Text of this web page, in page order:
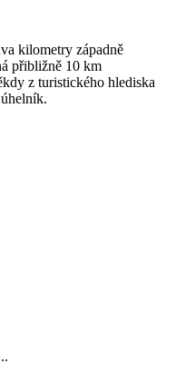
kilometry západně
přibližně 10 km
z turistického hlediska